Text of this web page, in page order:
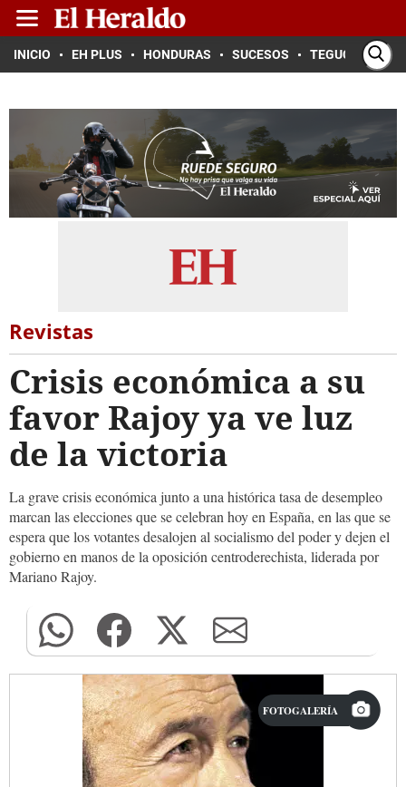
INICIO EH PLUS HONDURAS SUCESOS TEGUCIGALPA
Revistas
Crisis económica a su
favor Rajoy ya ve luz
de la victoria
La grave crisis económica junto a una histórica tasa de desempleo
marcan las elecciones que se celebran hoy en España, en las que se
espera que los votantes desalojen al socialismo del poder y dejen el
gobierno en manos de la oposición centroderechista, liderada por
Mariano Rajoy.
FOTOGALERÍA